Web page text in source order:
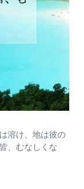
溶け、地は彼の
、むなしくな